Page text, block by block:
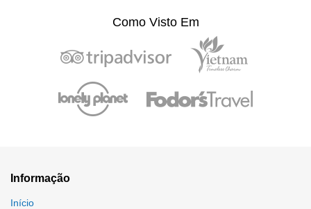
Como Visto Em
Informação
Início